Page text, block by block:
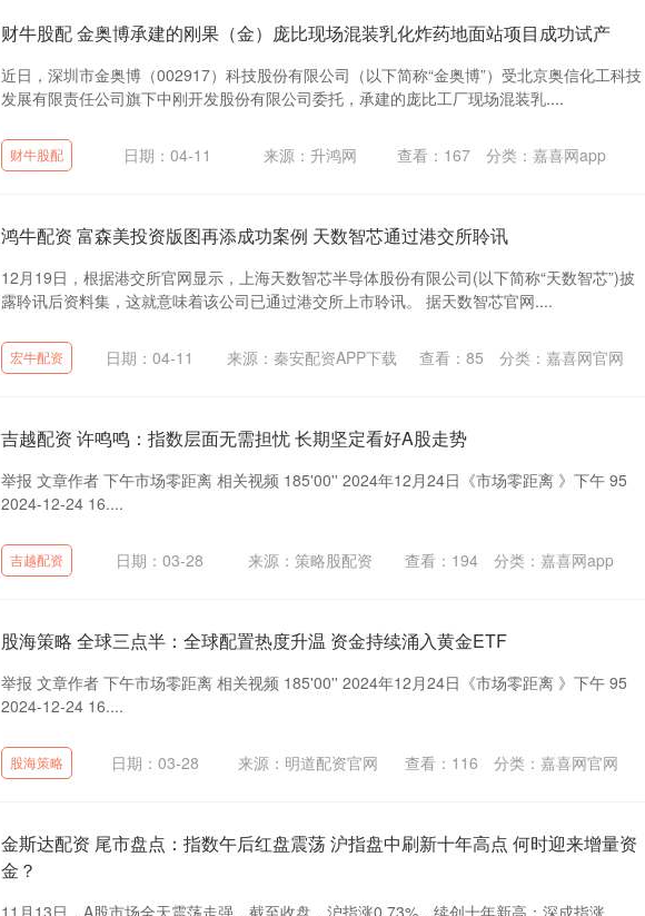
财牛股配 金奥博承建的刚果（金）庞比现场混装乳化炸药地面站项目成功试产
近日，深圳市金奥博（002917）科技股份有限公司（以下简称“金奥博”）受北京奥信化工科技
发展有限责任公司旗下中刚开发股份有限公司委托，承建的庞比工厂现场混装乳....
财牛股配 日期：04-11 来源：升鸿网 查看： 167 分类： 嘉喜网app
鸿牛配资 富森美投资版图再添成功案例 天数智芯通过港交所聆讯
12月19日，根据港交所官网显示，上海天数智芯半导体股份有限公司(以下简称“天数智芯”)披
露聆讯后资料集，这就意味着该公司已通过港交所上市聆讯。 据天数智芯官网....
宏牛配资 日期：04-11 来源：秦安配资APP下载 查看： 85 分类： 嘉喜网官网
吉越配资 许鸣鸣：指数层面无需担忧 长期坚定看好A股走势
举报 文章作者 下午市场零距离 相关视频 185'00'' 2024年12月24日《市场零距离 》下午 95
2024-12-24 16....
吉越配资 日期：03-28 来源：策略股配资 查看： 194 分类： 嘉喜网app
股海策略 全球三点半：全球配置热度升温 资金持续涌入黄金ETF
举报 文章作者 下午市场零距离 相关视频 185'00'' 2024年12月24日《市场零距离 》下午 95
2024-12-24 16....
股海策略 日期：03-28 来源：明道配资官网 查看： 116 分类：嘉喜网官网
金斯达配资 尾市盘点：指数午后红盘震荡 沪指盘中刷新十年高点 何时迎来增量资
金？